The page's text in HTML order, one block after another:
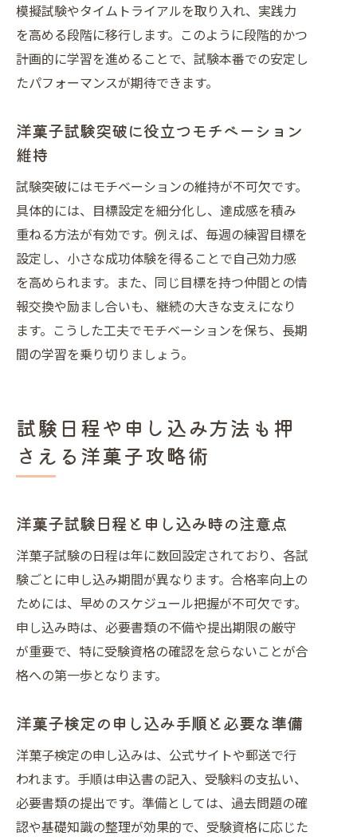
模擬試験やタイムトライアルを取り入れ、実践力
を高める段階に移行します。このように段階的かつ
計画的に学習を進めることで、試験本番での安定し
たパフォーマンスが期待できます。
洋菓子試験突破に役立つモチベーション
維持
試験突破にはモチベーションの維持が不可欠です。
具体的には、目標設定を細分化し、達成感を積み
重ねる方法が有効です。例えば、毎週の練習目標を
設定し、小さな成功体験を得ることで自己効力感
を高められます。また、同じ目標を持つ仲間との情
報交換や励まし合いも、継続の大きな支えになり
ます。こうした工夫でモチベーションを保ち、長期
間の学習を乗り切りましょう。
試験日程や申し込み方法も押
さえる洋菓子攻略術
洋菓子試験日程と申し込み時の注意点
洋菓子試験の日程は年に数回設定されており、各試
験ごとに申し込み期間が異なります。合格率向上の
ためには、早めのスケジュール把握が不可欠です。
申し込み時は、必要書類の不備や提出期限の厳守
が重要で、特に受験資格の確認を怠らないことが合
格への第一歩となります。
洋菓子検定の申し込み手順と必要な準備
洋菓子検定の申し込みは、公式サイトや郵送で行
われます。手順は申込書の記入、受験料の支払い、
必要書類の提出です。準備としては、過去問題の確
認や基礎知識の整理が効果的で、受験資格に応じた